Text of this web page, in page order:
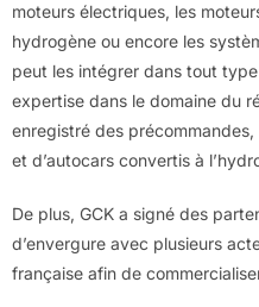
moteurs électriques, les
hydrogène ou encore les
peut les intégrer dans tout
expertise dans le domaine du
enregistré des
et d’autocars convertis à
De plus, GCK a signé des
d’envergure avec plusieurs
française afin de